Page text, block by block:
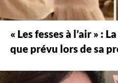
« Les fesses à l’air » :
que prévu lors de sa